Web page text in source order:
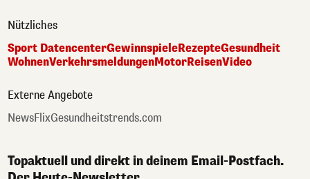
Nützliches
Sport DatencenterGewinnspieleRezepteGesundheit
WohnenVerkehrsmeldungenMotorReisenVideo
Externe Angebote
NewsFlixGesundheitstrends.com
Topaktuell und direkt in deinem Email-Postfach.